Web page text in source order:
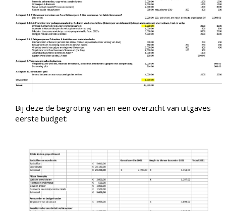
Bij deze de begroting van en een overzicht van uitgaves
eerste budget: